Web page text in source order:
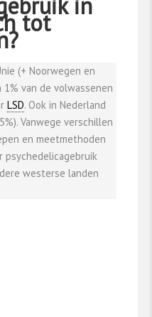
tot
(+ Noorwegen en
van de volwassenen
LSD. Ook in Nederland
Vanwege verschillen
en meetmethoden
psychedelicagebruik
westerse landen